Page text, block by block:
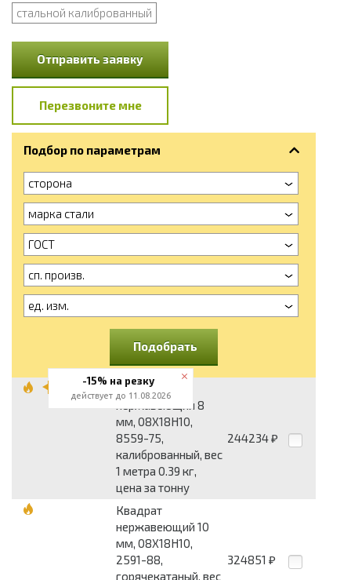
стальной калиброванный
Отправить заявку
Перезвоните мне
Подбор по параметрам
сторона
марка стали
ГОСТ
сп. произв.
ед. изм.
Подобрать
Квадрат
нержавеющий 8
мм, 08Х18Н10,
8559-75,
калиброванный, вес
1 метра 0.39 кг,
цена за тонну
244234 ₽
Квадрат
нержавеющий 10
мм, 08Х18Н10,
2591-88,
горячекатаный, вес
324851 ₽
-15% на резку
действует до 11.08.2026